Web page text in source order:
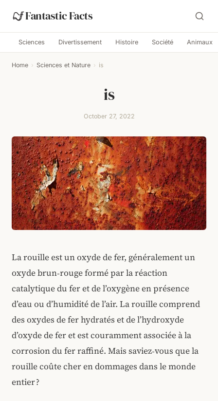
Fantastic Facts
Sciences Divertissement Histoire Société Animaux
Home › Sciences et Nature › is
is
October 27, 2022
La rouille est un oxyde de fer, généralement un
oxyde brun‑rouge formé par la réaction
catalytique du fer et de l’oxygène en présence
d’eau ou d’humidité de l’air. La rouille comprend
des oxydes de fer hydratés et de l’hydroxyde
d’oxyde de fer et est couramment associée à la
corrosion du fer raffiné. Mais saviez‑vous que la
rouille coûte cher en dommages dans le monde
entier ?